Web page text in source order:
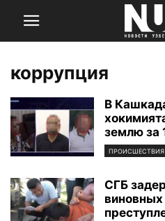
коррупция
В
землю за
ПРОИСШЕСТВИЯ
СГБ